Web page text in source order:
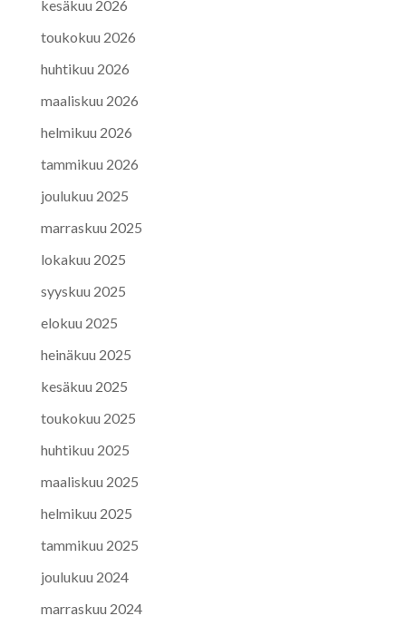
kesäkuu 2026
toukokuu 2026
huhtikuu 2026
maaliskuu 2026
helmikuu 2026
tammikuu 2026
joulukuu 2025
marraskuu 2025
lokakuu 2025
syyskuu 2025
elokuu 2025
heinäkuu 2025
kesäkuu 2025
toukokuu 2025
huhtikuu 2025
maaliskuu 2025
helmikuu 2025
tammikuu 2025
joulukuu 2024
marraskuu 2024